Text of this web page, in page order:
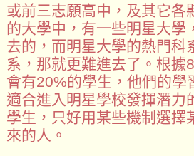
或前三志願高中，及其它各
的大學中，有一些明星大學
去的，而明星大學的熱門科
系，那就更難進去了。根
會有20%的學生，他們的學
適合進入明星學校發揮潛力
學生，只好用某些機制選擇
來的人。